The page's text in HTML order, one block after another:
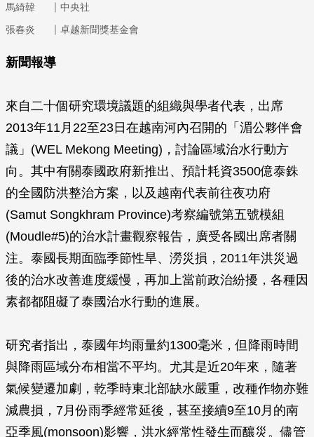
馬綺韓
｜ 中央社
張春炎
｜ 卓越新聞獎基金會
新聞報導
來自二十個研究環境議題的組織與學者代表，出席
2013年11月22至23日在越南河內召開的「湄公夥伴會
議」(WEL Mekong Meeting)，討論區域治水行動方
向。其中有關泰國政府新推出、預計耗資3500億泰銖
的全國防洪整治方案，以及越南代表前往夜功府
(Samut Songkhram Province)考察編號第五號模組
(Moudle#5)的治水計畫觀察報告，廣受各國出席者關
注。泰國長期面臨季節性旱、澇災損，2011年洪災過
後的治水改善進度緩慢，再加上當前政治紛擾，各種因
素都都阻礙了泰國治水行動的進展。
研究者指出，泰國年均雨量約1300毫米，但降雨時間
與降雨區域分布相當不平均。尤其是近20年來，隨著
氣候變遷加劇，乾季時東北部缺水嚴重，改種作物亦難
減農損，7月份雨季經常延後，甚至接續9至10月的南
亞季風(monsoon)影響，洪水經常性發生而釀災。儘管